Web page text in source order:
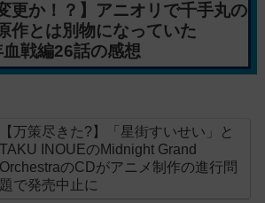
更か！？】アニオリで千手丸の
作とは別物になっていた
戦編26話の感想
【万策尽きた?】「星街すいせい」と
TAKU INOUEのMidnight Grand
OrchestraのCDがアニメ制作の進行問
題で発売中止に